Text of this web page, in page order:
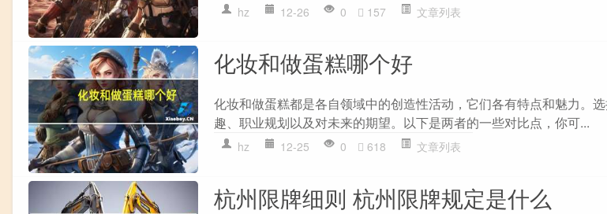
hz 12-26 0 157 文章列表
化妆和做蛋糕哪个好
化妆和做蛋糕都是各自领域中的创造性活动，它们各有特点和魅力。
趣、职业规划以及对未来的期望。以下是两者的一些对比点，你可...
hz 12-25 0 618 文章列表
杭州限牌细则 杭州限牌规定是什么